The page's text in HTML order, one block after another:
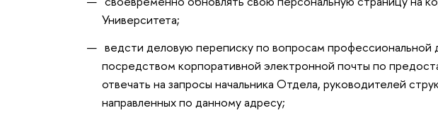
Университета;
ведсти деловую переписку по вопросам профессиональной
посредством корпоративной электронной почты по
отвечать на запросы начальника Отдела, руководителей
направленных по данному адресу;